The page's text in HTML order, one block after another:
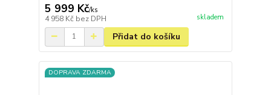
5 999 Kč/ks
4 958 Kč bez DPH skladem
Přidat do košíku
DOPRAVA ZDARMA